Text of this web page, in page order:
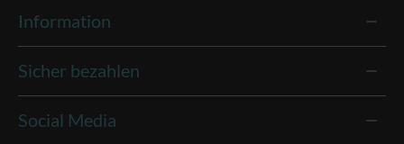
Information
Sicher bezahlen
Social Media